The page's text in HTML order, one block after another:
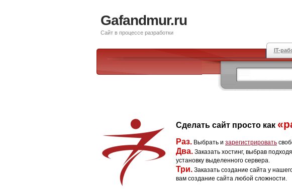
Gafandmur.ru
Сайт в процессе разработки
IT-
Сделать сайт просто как
Раз. Выбрать и зарегистрировать
Два. Заказать хостинг, выбрав
установку выделенного сервера.
Три. Заказать создание сайта у
вам создание сайта любой сложности.